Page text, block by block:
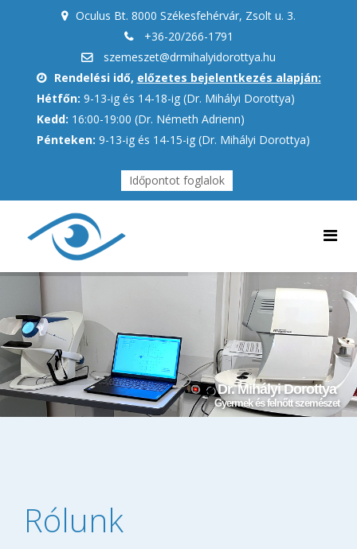
Oculus Bt. 8000 Székesfehérvár, Zsolt u. 3.
+36-20/266-1791
szemeszet@drmihalyidorottya.hu
Rendelési idő, előzetes bejelentkezés alapján:
Hétfőn: 9-13-ig és 14-18-ig (Dr. Mihályi Dorottya)
Kedd: 16:00-19:00 (Dr. Németh Adrienn)
Pénteken: 9-13-ig és 14-15-ig (Dr. Mihályi Dorottya)
Időpontot foglalok
Dr. Mihályi Dorottya
Gyermek és felnőtt szemészet
Rólunk